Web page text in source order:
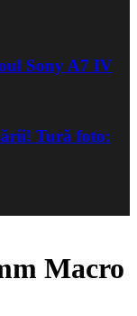
Sony A7 IV
Tură foto:
Macro